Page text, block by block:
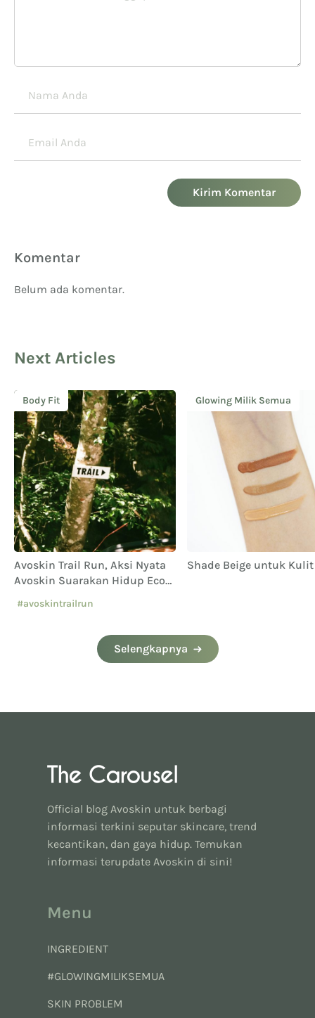
Kirim Komentar
Komentar
Belum ada komentar.
Next Articles
Body Fit
Avoskin Trail Run, Aksi Nyata
Avoskin Suarakan Hidup Eco
#avoskintrailrun
Glowing Milik Semua
Shade Beige untuk Kulit
Selengkapnya
Official blog Avoskin untuk berbagi
informasi terkini seputar skincare, trend
kecantikan, dan gaya hidup. Temukan
informasi terupdate Avoskin di sini!
Menu
INGREDIENT
#GLOWINGMILIKSEMUA
SKIN PROBLEM